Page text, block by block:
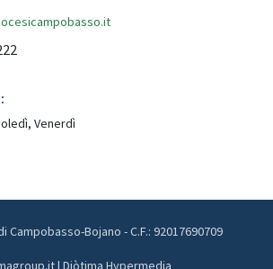
Venerdì
Bojano - C.F.: 92017690709
| Diòtima Hypermedia